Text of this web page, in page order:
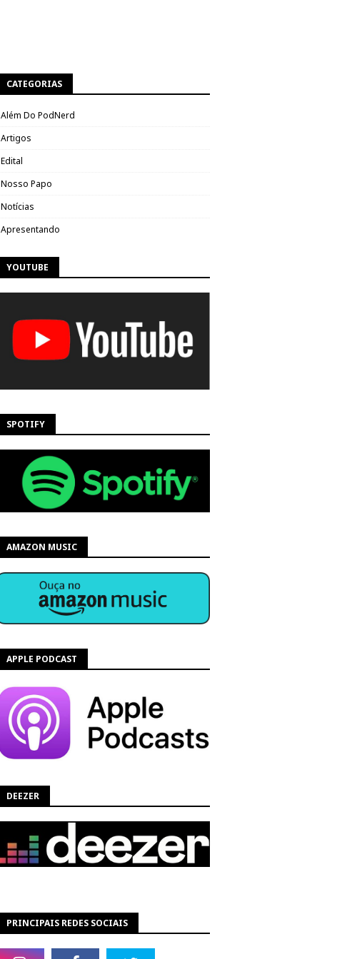
CATEGORIAS
Além Do PodNerd
Artigos
Edital
Nosso Papo
Notícias
Apresentando
YOUTUBE
SPOTIFY
AMAZON MUSIC
APPLE PODCAST
DEEZER
PRINCIPAIS REDES SOCIAIS